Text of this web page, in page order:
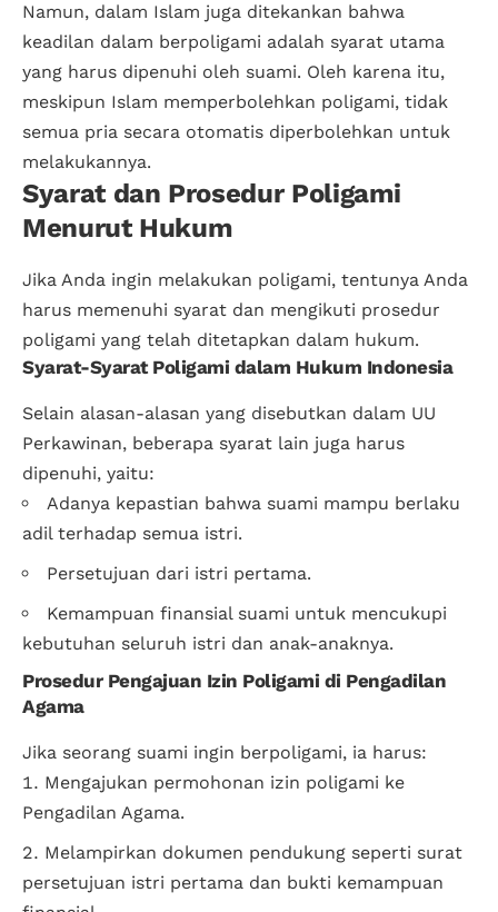
Namun, dalam Islam juga ditekankan bahwa
keadilan dalam berpoligami adalah syarat utama
yang harus dipenuhi oleh suami. Oleh karena itu,
meskipun Islam memperbolehkan poligami, tidak
semua pria secara otomatis diperbolehkan untuk
melakukannya.
Syarat dan Prosedur Poligami
Menurut Hukum
Jika Anda ingin melakukan poligami, tentunya Anda
harus memenuhi syarat dan mengikuti prosedur
poligami yang telah ditetapkan dalam hukum.
Syarat-Syarat Poligami dalam Hukum Indonesia
Selain alasan-alasan yang disebutkan dalam UU
Perkawinan, beberapa syarat lain juga harus
dipenuhi, yaitu:
Adanya kepastian bahwa suami mampu berlaku
adil terhadap semua istri.
Persetujuan dari istri pertama.
Kemampuan finansial suami untuk mencukupi
kebutuhan seluruh istri dan anak-anaknya.
Prosedur Pengajuan Izin Poligami di Pengadilan
Agama
Jika seorang suami ingin berpoligami, ia harus:
Mengajukan permohonan izin poligami ke
Pengadilan Agama.
Melampirkan dokumen pendukung seperti surat
persetujuan istri pertama dan bukti kemampuan